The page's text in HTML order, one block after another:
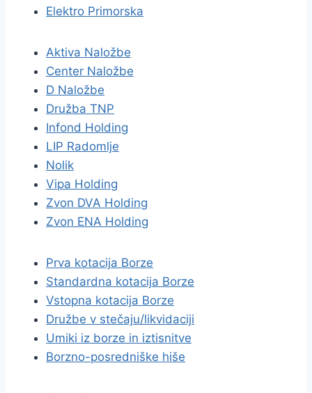
Elektro Primorska
Aktiva Naložbe
Center Naložbe
D Naložbe
Družba TNP
Infond Holding
LIP Radomlje
Nolik
Vipa Holding
Zvon DVA Holding
Zvon ENA Holding
Prva kotacija Borze
Standardna kotacija Borze
Vstopna kotacija Borze
Družbe v stečaju/likvidaciji
Umiki iz borze in iztisnitve
Borzno-posredniške hiše